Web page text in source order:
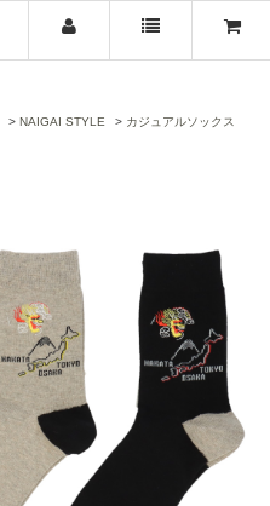
NAIGAI STYLE カジュアルソックス